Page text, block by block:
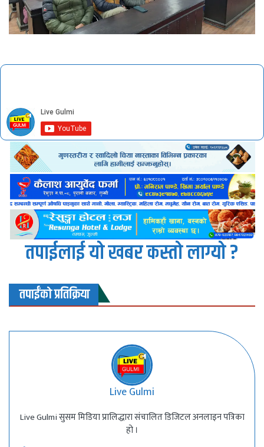
तपाईलाई यो खबर कस्तो लाग्यो ?
तपाईंको प्रतिक्रिया
Live Gulmi
Live Gulmi सुसम मिडिया प्रालिद्धारा संचालित डिजिटल अनलाइन पत्रिका
हो ।